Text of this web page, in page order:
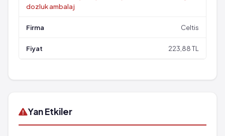
dozluk ambalaj
Celtis
223,88 TL
Yan Etkiler